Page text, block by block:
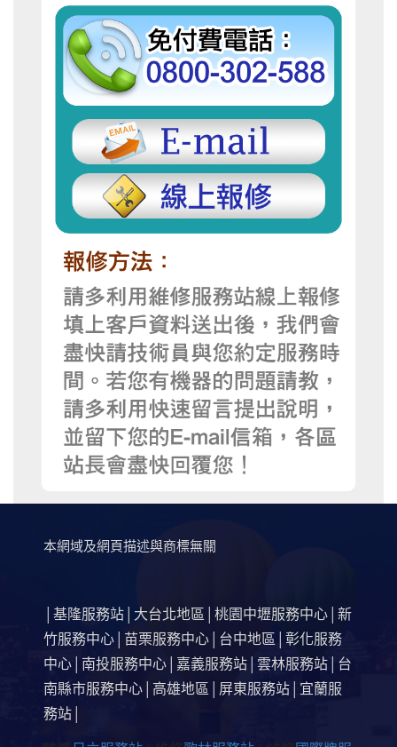
本網域及網頁描述與商標無關
基隆服務站 大台北地區 桃園中壢服務中心
新
竹服務中心
苗栗服務中心 台中地區
彰化服務
中心
南投服務中心 嘉義服務站 雲林服務站
台
南縣市服務中心
高雄地區 屏東服務站
宜蘭服
務站